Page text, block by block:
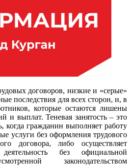
договоров, низкие и «серые»
последствия для всех сторон, и, в
которые остаются лишены
и выплат. Теневая занятость – это
когда гражданин выполняет работу
услуги без оформления трудового
договора, либо осуществляет
деятельность без официальной
законодательством